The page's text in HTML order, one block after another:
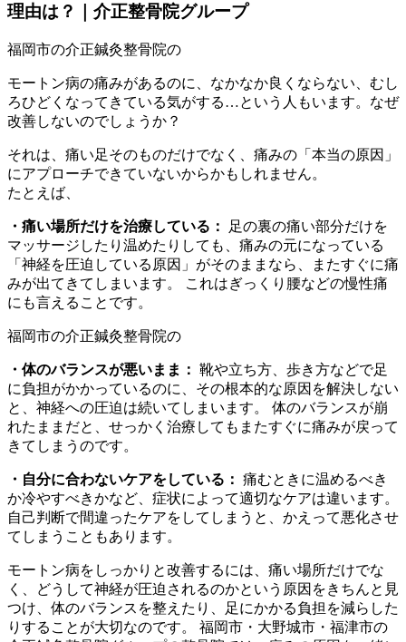
理由は？｜介正整骨院グループ
モートン病の痛みがあるのに、なかなか良くならない、むし
ろひどくなってきている気がする…という人もいます。なぜ
改善しないのでしょうか？
それは、痛い足そのものだけでなく、痛みの「本当の原因」
にアプローチできていないからかもしれません。
たとえば、
・痛い場所だけを治療している：
足の裏の痛い部分だけを
マッサージしたり温めたりしても、痛みの元になっている
「神経を圧迫している原因」がそのままなら、またすぐに痛
みが出てきてしまいます。 これはぎっくり腰などの慢性痛
にも言えることです。
・体のバランスが悪いまま： 靴や立ち方、歩き方などで足
に負担がかかっているのに、その根本的な原因を解決しない
と、神経への圧迫は続いてしまいます。 体のバランスが崩
れたままだと、せっかく治療してもまたすぐに痛みが戻って
きてしまうのです。
・自分に合わないケアをしている： 痛むときに温めるべき
か冷やすべきかなど、症状によって適切なケアは違います。
自己判断で間違ったケアをしてしまうと、かえって悪化させ
てしまうこともあります。
モートン病をしっかりと改善するには、痛い場所だけでな
く、どうして神経が圧迫されるのかという原因をきちんと見
つけ、体のバランスを整えたり、足にかかる負担を減らした
りすることが大切なのです。 福岡市・大野城市・福津市の